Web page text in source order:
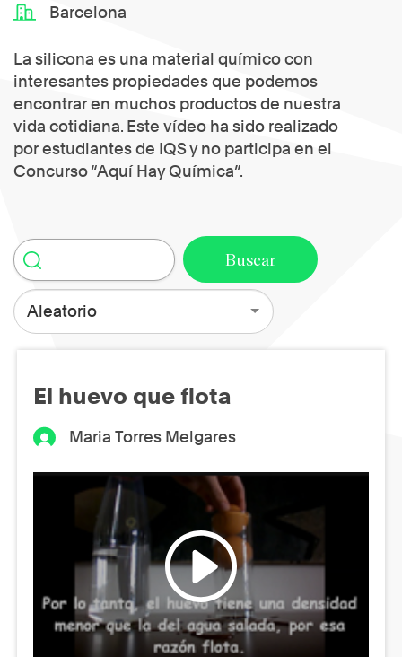
Barcelona
La silicona es una material químico con
interesantes propiedades que podemos
encontrar en muchos productos de nuestra
vida cotidiana. Este vídeo ha sido realizado
por estudiantes de IQS y no participa en el
Concurso “Aquí Hay Química”.
Aleatorio
El huevo que flota
Maria Torres Melgares